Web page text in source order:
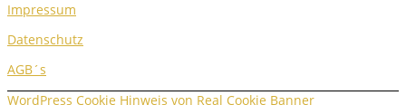
Impressum
Datenschutz
AGB´s
WordPress Cookie Hinweis von Real Cookie Banner